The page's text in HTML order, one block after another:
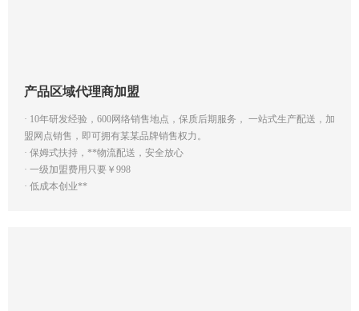
产品区域代理商加盟
· 10年研发经验，600网络销售地点，保质后期服务， 一站式生产配送，加
盟网点销售，即可拥有某某品牌销售权力。
· 保姆式扶持，**物流配送，安全放心
· 一级加盟费用只要￥998
· 低成本创业**